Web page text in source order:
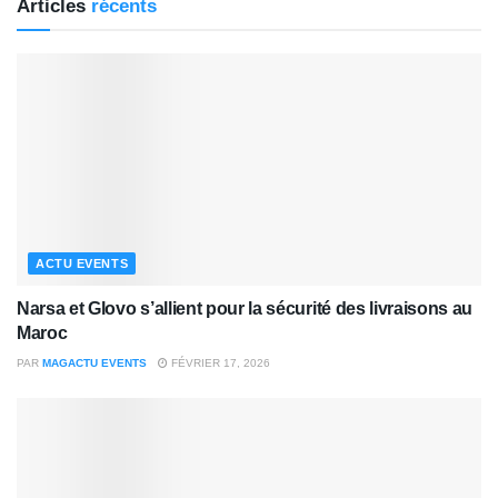
Articles récents
ACTU EVENTS
Narsa et Glovo s’allient pour la sécurité des livraisons au
Maroc
PAR MAGACTU EVENTS FÉVRIER 17, 2026